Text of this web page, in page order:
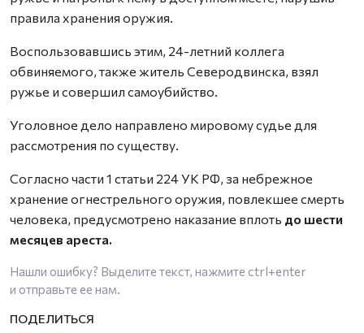
правила хранения оружия.
Воспользовавшись этим, 24-летний коллега
обвиняемого, также житель Северодвинска, взял
ружье и совершил самоубийство.
Уголовное дело направлено мировому судье для
рассмотрения по существу.
Согласно части 1 статьи 224 УК РФ, за небрежное
хранение огнестрельного оружия, повлекшее смерть
человека, предусмотрено наказание вплоть до шести
месяцев ареста.
Нашли ошибку? Выделите текст, нажмите ctrl+enter
и отправьте ее нам.